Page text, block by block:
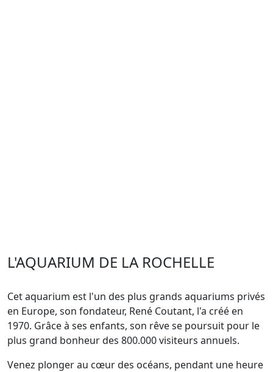
L'AQUARIUM DE LA ROCHELLE
Cet aquarium est l'un des plus grands aquariums privés
en Europe, son fondateur, René Coutant, l'a créé en
1970. Grâce à ses enfants, son rêve se poursuit pour le
plus grand bonheur des 800.000 visiteurs annuels.
Venez plonger au cœur des océans, pendant une heure